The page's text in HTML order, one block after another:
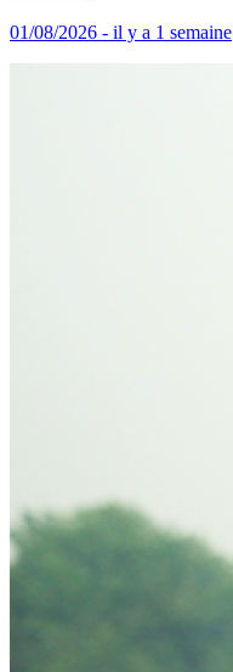
01/08/2026 - il y a 1 semaine